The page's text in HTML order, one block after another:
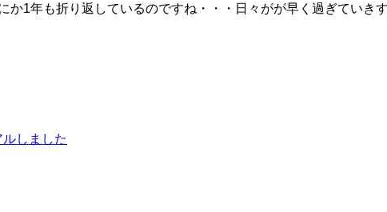
か1年も折り返しているのですね・・・日々がが早く過ぎてい
しました